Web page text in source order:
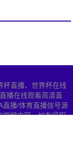
杯直播、世界杯在线
播在线观看高清直
直播/体育直播信号源
视频内容，如有侵犯